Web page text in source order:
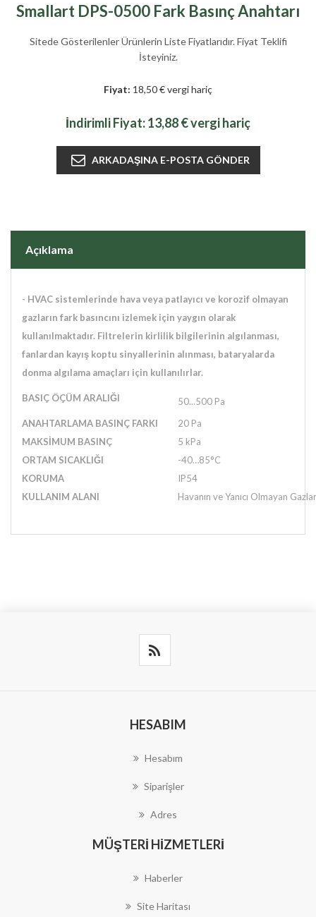
Smallart DPS-0500 Fark Basınç Anahtarı
Sitede Gösterilenler Ürünlerin Liste Fiyatlarıdır. Fiyat Teklifi
İsteyiniz.
Fiyat: 18,50 € vergi hariç
İndirimli Fiyat:13,88 € vergi hariç
Açıklama
- HVAC sistemlerinde hava veya patlayıcı ve korozif olmayan
gazların fark basıncını izlemek için yaygın olarak
kullanılmaktadır. Filtrelerin kirlilik bilgilerinin algılanması,
fanlardan kayış koptu sinyallerinin alınması, bataryalarda
donma algılama amaçları için kullanılırlar.
BASIÇ ÖÇÜM ARALIĞI
50...500 Pa
ANAHTARLAMA BASINÇ FARKI
20 Pa
MAKSİMUM BASINÇ
5 kPa
ORTAM SICAKLIĞI
-40…85°C
KORUMA
IP54
KULLANIM ALANI
Havanın ve Yanıcı Olmayan
HESABIM
Hesabım
Siparişler
Adres
MÜŞTERI HIZMETLERI
Haberler
Site Haritası